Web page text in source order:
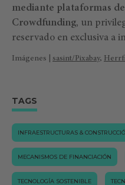
mediante plataformas
Crowdfunding, un
reservado en exclusiva a
Imágenes | sasint/Pixabay,
TAGS
INFRAESTRUCTURAS &
MECANISMOS DE FINANCIACIÓN
TECNOLOGÍA SOSTENIBLE